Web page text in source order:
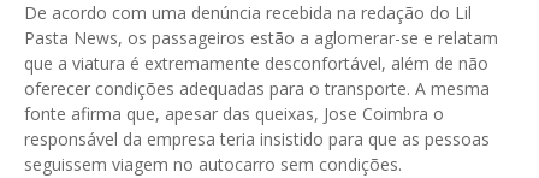
De acordo com uma denúncia recebida na redação do Lil
Pasta News, os passageiros estão a aglomerar-se e relatam
que a viatura é extremamente desconfortável, além de não
oferecer condições adequadas para o transporte. A mesma
fonte afirma que, apesar das queixas, Jose Coimbra o
responsável da empresa teria insistido para que as pessoas
seguissem viagem no autocarro sem condições.